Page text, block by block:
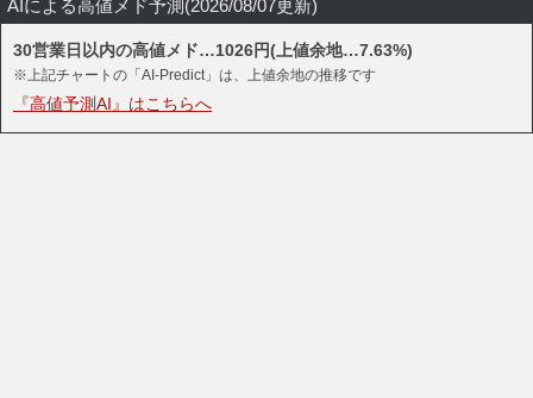
AIによる高値メド予測(2026/08/07更新)
30営業日以内の高値メド…1026円(上値余地…7.63%)
※上記チャートの「AI-Predict」は、上値余地の推移です
『高値予測AI』はこちらへ